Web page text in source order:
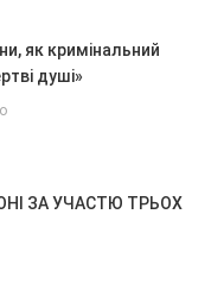
як кримінальний
душі»
ЗА УЧАСТЮ ТРЬОХ